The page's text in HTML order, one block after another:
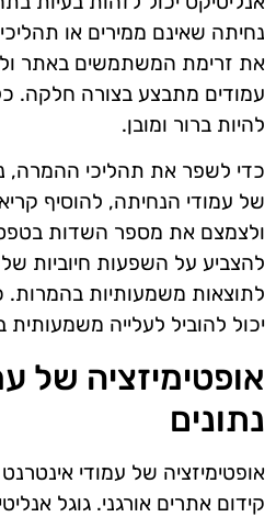
נחיתה שאינם ממירים או
את זרימת המשתמשים באתר
עמודים מתבצע בצורה חלקה. כל
להיות ברור ומובן.
כדי לשפר את תהליכי ההמרה,
של עמודי הנחיתה, להוסיף
ולצמצם את מספר השדות
להצביע על השפעות חיוביות של
לתוצאות משמעותיות בהמרות.
יכול להוביל לעלייה
אופטימיזציה של
נתונים
אופטימיזציה של עמודי
קידום אתרים אורגני. גוגל